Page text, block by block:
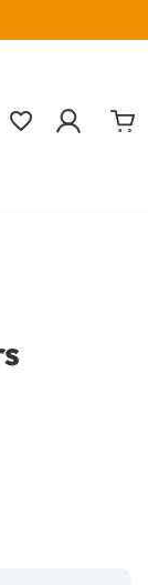
favorite_border